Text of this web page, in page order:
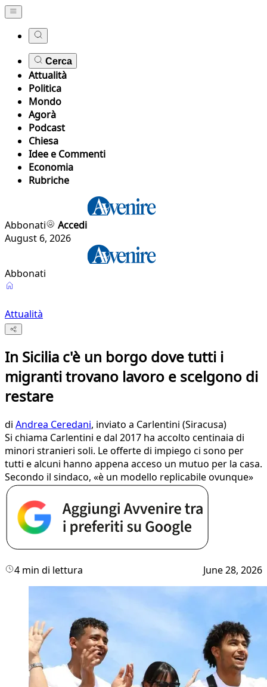
Cerca
Attualità
Politica
Mondo
Agorà
Podcast
Chiesa
Idee e Commenti
Economia
Rubriche
Abbonati
Accedi
August 6, 2026
Abbonati
Attualità
In Sicilia c'è un borgo dove tutti i
migranti trovano lavoro e scelgono di
restare
di Andrea Ceredani, inviato a Carlentini (Siracusa)
Si chiama Carlentini e dal 2017 ha accolto centinaia di
minori stranieri soli. Le offerte di impiego ci sono per
tutti e alcuni hanno appena acceso un mutuo per la casa.
Secondo il sindaco, «è un modello replicabile ovunque»
4 min di lettura June 28, 2026